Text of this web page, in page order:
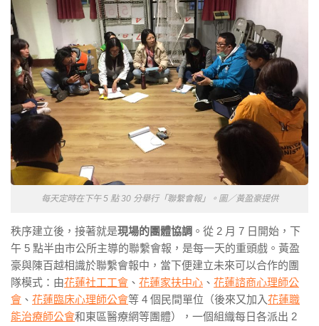
每天定時在下午 5 點 30 分舉行「聯繫會報」。 圖／黃盈豪提供
秩序建立後，接著就是現場的團體協調 。從 2 月 7 日開始，下
午 5 點半由市公所主導的聯繫會報，是每一天的重頭戲。黃盈
豪與陳百越相識於聯繫會報中，當下便建立未來可以合作的團
隊模式：由花蓮社工工會 、 花蓮家扶中心 、 花蓮諮商心理師公
會 、 花蓮臨床心理師公會等 4 個民間單位（後來又加入花蓮職
能治療師公會和東區醫療網等團體），一個組織每日各派出 2